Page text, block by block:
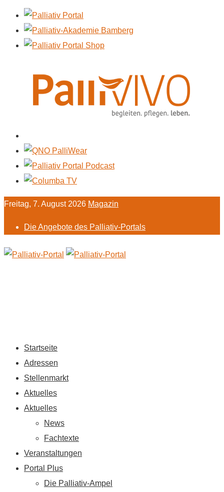
Freitag, 7. August 2026 Magazin
Die Angebote des Palliativ-Portals
Startseite
Adressen
Stellenmarkt
Aktuelles
Aktuelles
News
Fachtexte
Veranstaltungen
Portal Plus
Die Palliativ-Ampel